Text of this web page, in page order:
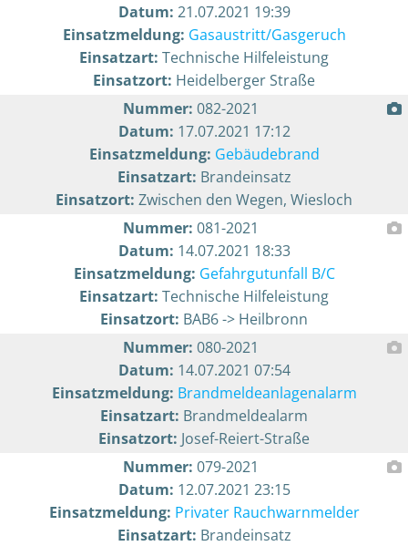
Datum: 21.07.2021 19:39
Einsatzmeldung: Gasaustritt/Gasgeruch
Einsatzart: Technische Hilfeleistung
Einsatzort: Heidelberger Straße
Nummer: 082-2021
Datum: 17.07.2021 17:12
Einsatzmeldung: Gebäudebrand
Einsatzart: Brandeinsatz
Einsatzort: Zwischen den Wegen, Wiesloch
Nummer: 081-2021
Datum: 14.07.2021 18:33
Einsatzmeldung: Gefahrgutunfall B/C
Einsatzart: Technische Hilfeleistung
Einsatzort: BAB6 -> Heilbronn
Nummer: 080-2021
Datum: 14.07.2021 07:54
Einsatzmeldung: Brandmeldeanlagenalarm
Einsatzart: Brandmeldealarm
Einsatzort: Josef-Reiert-Straße
Nummer: 079-2021
Datum: 12.07.2021 23:15
Einsatzmeldung: Privater Rauchwarnmelder
Einsatzart: Brandeinsatz